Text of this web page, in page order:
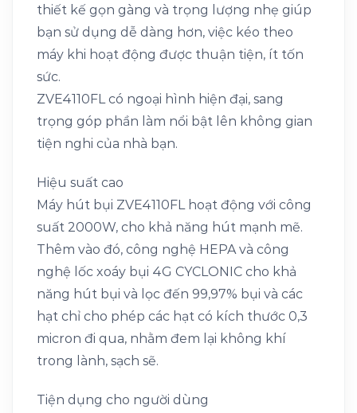
thiết kế gọn gàng và trọng lượng nhẹ giúp
bạn sử dụng dễ dàng hơn, việc kéo theo
máy khi hoạt động được thuận tiện, ít tốn
sức.
ZVE4110FL có ngoại hình hiện đại, sang
trọng góp phần làm nổi bật lên không gian
tiện nghi của nhà bạn.
Hiệu suất cao
Máy hút bụi ZVE4110FL hoạt động với công
suất 2000W, cho khả năng hút mạnh mẽ.
Thêm vào đó, công nghệ HEPA và công
nghệ lốc xoáy bụi 4G CYCLONIC cho khả
năng hút bụi và lọc đến 99,97% bụi và các
hạt chỉ cho phép các hạt có kích thước 0,3
micron đi qua, nhằm đem lại không khí
trong lành, sạch sẽ.
Tiện dụng cho người dùng